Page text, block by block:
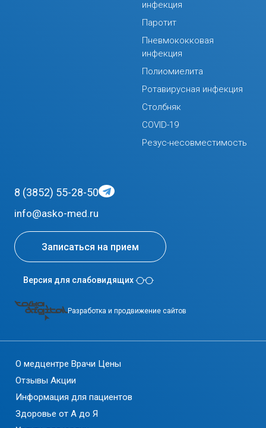
инфекция
Паротит
Пневмококковая
инфекция
Полиомиелита
Ротавирусная инфекция
Столбняк
COVID-19
Резус-несовместимость
8 (3852) 55-28-50
info@asko-med.ru
Записаться на прием
Версия для слабовидящих
Разработка и продвижение сайтов
О медцентре Врачи Цены
Отзывы Акции
Информация для пациентов
Здоровье от А до Я